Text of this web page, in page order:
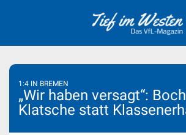
1:4 IN BREMEN
„Wir haben versagt“:
Klatsche statt